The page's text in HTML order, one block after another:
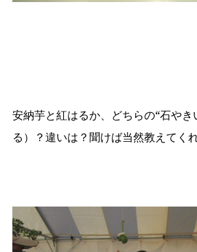
安納芋と紅はるか、どちらの“石や
る）？違いは？聞けば当然教えてくれ